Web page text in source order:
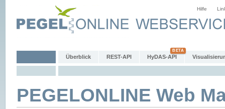
Hilfe
Überblick REST-API HyDAS-API
PEGELONLINE Web